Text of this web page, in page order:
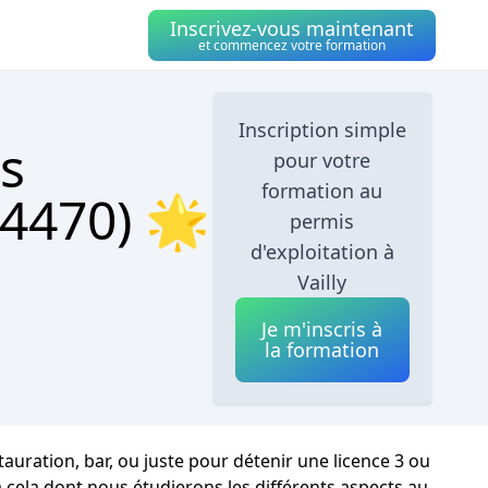
Inscrivez-vous maintenant
et commencez votre formation
🌟
Inscription simple
pour votre
formation au
permis
d'exploitation à
Vailly
Je m'inscris à
la formation
bar, ou juste pour détenir une licence 3 ou